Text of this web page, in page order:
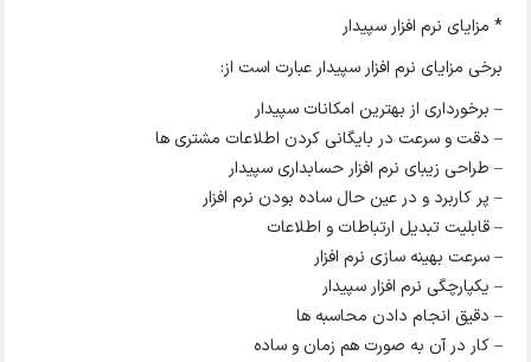
* مزایای نرم افزار سپیدار
برخی مزایای نرم افزار سپیدار عبارت است از:
– برخورداری از بهترین امکانات سپیدار
– دقت و سرعت در بایگانی کردن اطلاعات مشتری ها
– طراحی زیبای نرم افزار حسابداری سپیدار
– پر کاربرد و در عین حال ساده بودن نرم افزار
– قابلیت تبدیل ارتباطات و اطلاعات
– سرعت بهینه سازی نرم افزار
– یکپارچگی نرم افزار سپیدار
– دقیق انجام دادن محاسبه ها
– کار در آن به صورت هم زمان و ساده